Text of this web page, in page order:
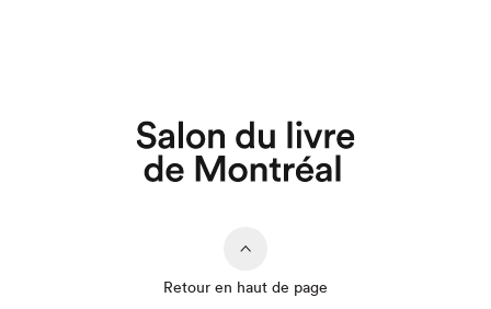
Retour en haut de page